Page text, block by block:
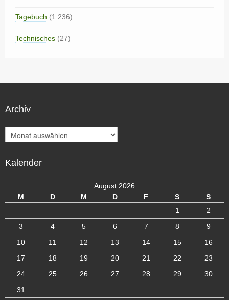
Tagebuch (1.236)
Technisches (27)
Archiv
r
h
Kalender
August 2026
M
D M D F S
S
1
2
3
4 5 6 7 8
9
10
11 12 13 14 15
16
17
18 19 20 21 22
23
24
25 26 27 28 29
30
31